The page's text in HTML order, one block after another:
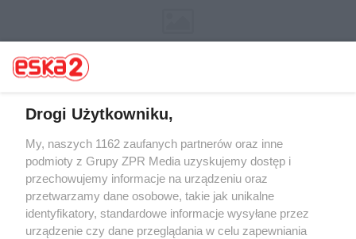
Żaden utwór zamieszczony w serwisie nie może być powielany i
rozpowszechniany lub dalej rozpowszechniany w jakikolwiek sposób (w
tym także elektroniczny lub mechaniczny) na jakimkolwiek polu
eksploatacji w jakiejkolwiek formie, włącznie z umieszczaniem w
Internecie bez pisemnej zgody właściciela praw. Jakiekolwiek użycie lub
wykorzystanie utworów w całości lub w części z naruszeniem prawa,
tzn. bez właściwej zgody, jest zabronione pod groźbą kary i może być
ścigane prawnie.
Drogi Użytkowniku,
My, naszych 1162 zaufanych partnerów oraz inne
podmioty z Grupy ZPR Media uzyskujemy dostęp i
przechowujemy informacje na urządzeniu oraz
przetwarzamy dane osobowe, takie jak unikalne
identyfikatory, standardowe informacje wysyłane przez
urządzenie czy dane przeglądania w celu zapewniania